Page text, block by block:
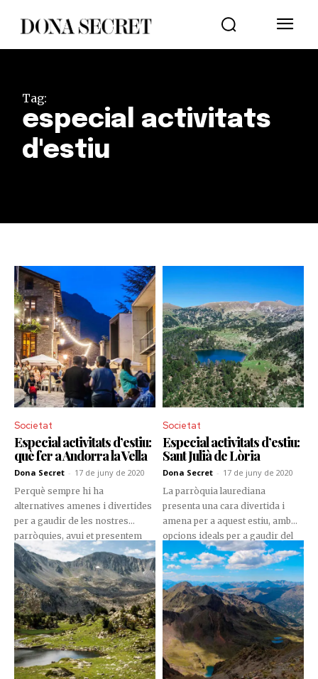
Tag:
especial activitats
d'estiu
Societat
Especial activitats d’estiu:
què fer a Andorra la Vella
Dona Secret - 17 de juny de 2020
Perquè sempre hi ha
alternatives amenes i divertides
per a gaudir de les nostres
parròquies, avui et presentem
les nostres opcions perquè
treguis el màxim profit al bon
temps a Andorra la Vella.
Societat
Especial activitats d’estiu:
Sant Julià de Lòria
Dona Secret - 17 de juny de 2020
La parròquia laurediana
presenta una cara divertida i
amena per a aquest estiu, amb
opcions ideals per a gaudir del
bon temps en família i amb
amics.